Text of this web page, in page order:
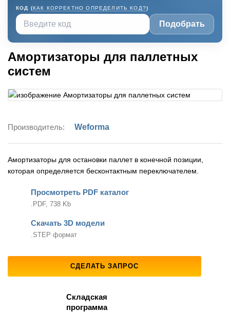
КОД (КАК КОРРЕКТНО ОПРЕДЕЛИТЬ КОД?)
Подобрать
Амортизаторы для паллетных
систем
Производитель: Weforma
Амортизаторы для остановки паллет в конечной позиции,
которая определяется бесконтактным переключателем.
Просмотреть PDF каталог
.PDF, 738 Kb
Скачать 3D модели
.STEP формат
СДЕЛАТЬ ЗАПРОС
Складская
программа